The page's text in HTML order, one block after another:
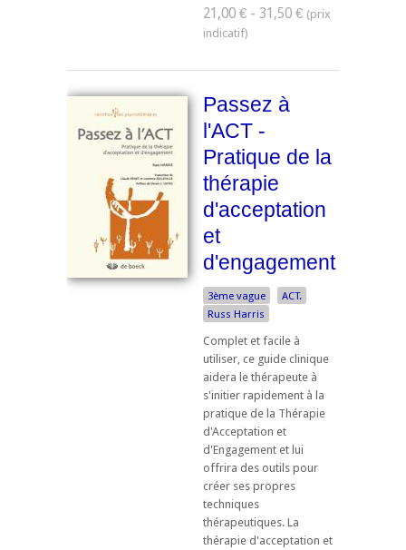
21,00 € - 31,50 €
Passez à
l'ACT -
Pratique de la
thérapie
d'acceptation
et
d'engagement
3ème vague
ACT.
Russ Harris
Complet et facile à
utiliser, ce guide clinique
aidera le thérapeute à
s'initier rapidement à la
pratique de la Thérapie
d'Acceptation et
d'Engagement et lui
offrira des outils pour
créer ses propres
techniques
thérapeutiques. La
thérapie d'acceptation et